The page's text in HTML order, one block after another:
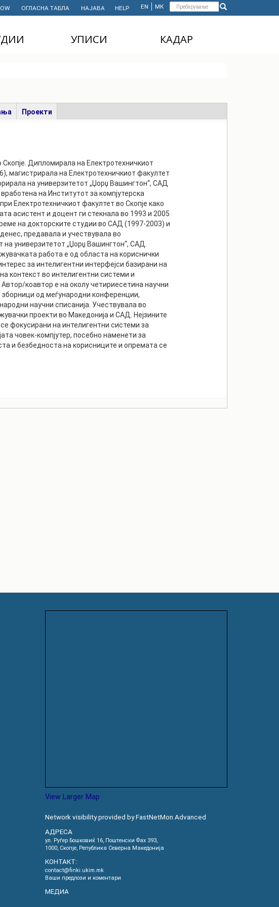
Форма
пребарување
Пребарување
EN МК
ОГЛАСНА ТАБЛА НАЈАВА HELP
ОБУКИ
НА
УПИСИ
СТУДИИ
ДОКТОРСКИ СТУДИИ
КАДАР
Проекти
Скопје. Дипломирала на Електротехничкиот
магистрирала на Електротехничкиот факултет
на универзитетот „Џорџ Вашингтон“, САД
на Институтот за компјутерска
Електротехничкиот факултет во Скопје како
асистент и доцент ги стекнала во 1993 и 2005
на докторските студии во САД (1997-2003) и
предавала и учествувала во
на универзитетот „Џорџ Вашингтон“, САД.
работа е од областа на кориснички
за интелигентни интерфејси базирани на
контекст во интелигентни системи и
коавтор е на околу четириесетина научни
зборници од меѓународни конференции,
научни списанија. Учествувала во
проекти во Македонија и САД. Нејзините
фокусирани на интелигентни системи за
човек-компјутер, посебно наменети за
и безбедноста на корисниците и опремата се
View Larger Map
Network visibility provided by FastNetMon Advanced
АДРЕСА
ул. Руѓер Бошковиќ 16, Пoштенски Фах 393,
1000, Скопје, Република Северна Македонија
КОНТАКТ:
contact@finki.ukim.mk
Ваши предлози и коментари
МЕДИА